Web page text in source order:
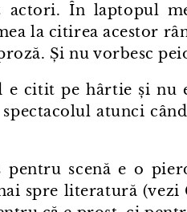
În laptopul
la citirea acestor
Și nu vorbesc
citit pe hârtie și nu
atunci
scenă e o
spre literatură (vezi